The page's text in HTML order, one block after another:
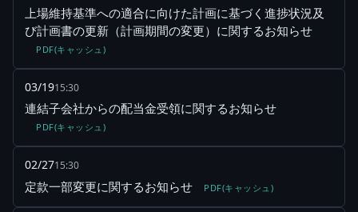
上場維持基準への適合に向けた計画に基づく進捗状況及
び計画書の更新（計画期間の変更）に関するお知らせ
PDF(キャッシュ)
03/1915:30
連結子会社からの配当金受領に関するお知らせ
PDF(キャッシュ)
02/2715:30
定款一部変更に関するお知らせ PDF(キャッシュ)